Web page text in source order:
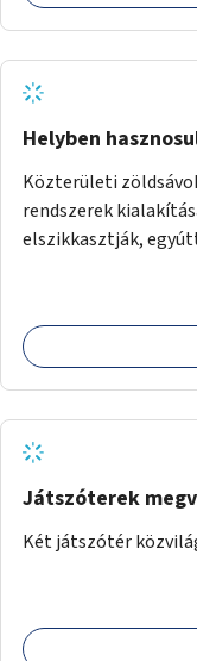
Helyben
Közterületi
rendszerek
elszikkasztják,
Játszóterek
Két játszótér